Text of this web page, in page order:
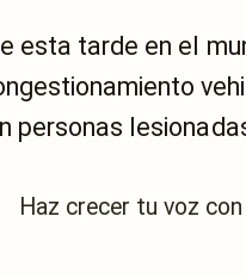
esta tarde en el
personas